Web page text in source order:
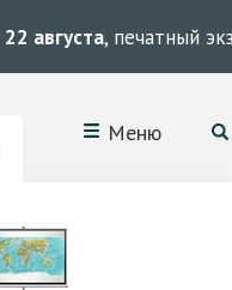
22 августа, печатный
Меню